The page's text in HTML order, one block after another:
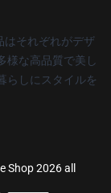
はそれぞれがデザ
様な高品質で美し
らしにスタイルを
Shop 2026 all